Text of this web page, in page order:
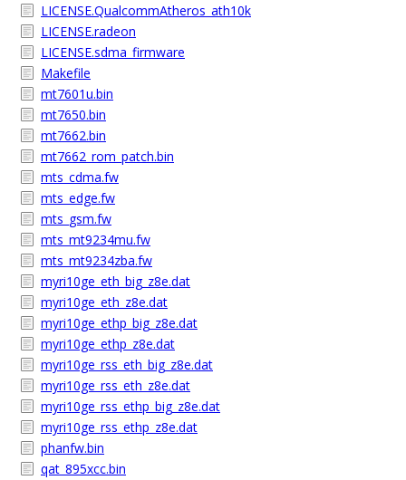
LICENSE.QualcommAtheros_ath10k
LICENSE.radeon
LICENSE.sdma_firmware
Makefile
mt7601u.bin
mt7650.bin
mt7662.bin
mt7662_rom_patch.bin
mts_cdma.fw
mts_edge.fw
mts_gsm.fw
mts_mt9234mu.fw
mts_mt9234zba.fw
myri10ge_eth_big_z8e.dat
myri10ge_eth_z8e.dat
myri10ge_ethp_big_z8e.dat
myri10ge_ethp_z8e.dat
myri10ge_rss_eth_big_z8e.dat
myri10ge_rss_eth_z8e.dat
myri10ge_rss_ethp_big_z8e.dat
myri10ge_rss_ethp_z8e.dat
phanfw.bin
qat_895xcc.bin